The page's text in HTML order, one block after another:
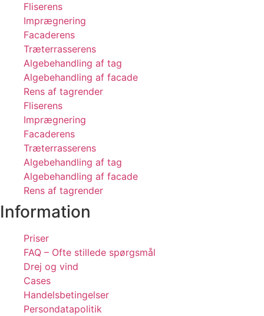
Fliserens
Imprægnering
Facaderens
Træterrasserens
Algebehandling af tag
Algebehandling af facade
Rens af tagrender
Fliserens
Imprægnering
Facaderens
Træterrasserens
Algebehandling af tag
Algebehandling af facade
Rens af tagrender
Information
Priser
FAQ – Ofte stillede spørgsmål
Drej og vind
Cases
Handelsbetingelser
Persondatapolitik